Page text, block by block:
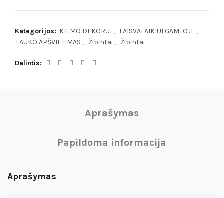
Kategorijos: KIEMO DEKORUI , LAISVALAIKIUI GAMTOJE ,
LAUKO APŠVIETIMAS , Žibintai , Žibintai
Dalintis
Aprašymas
Papildoma informacija
Aprašymas